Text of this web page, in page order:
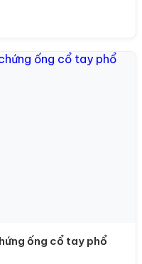
ống cổ tay phổ